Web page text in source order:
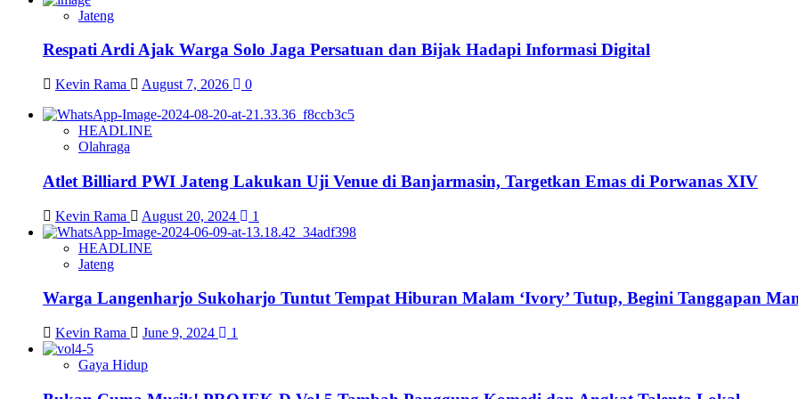
Jateng
Respati Ardi Ajak Warga Solo Jaga Persatuan dan Bijak Hadapi Informasi Digital
Kevin Rama August 7, 2026 0
HEADLINE
Olahraga
Atlet Billiard PWI Jateng Lakukan Uji Venue di Banjarmasin, Targetkan Emas di Porwanas XIV
Kevin Rama August 20, 2024 1
HEADLINE
Jateng
Warga Langenharjo Sukoharjo Tuntut Tempat Hiburan Malam ‘Ivory’ Tutup, Begini Tanggapan
Kevin Rama June 9, 2024 1
Gaya Hidup